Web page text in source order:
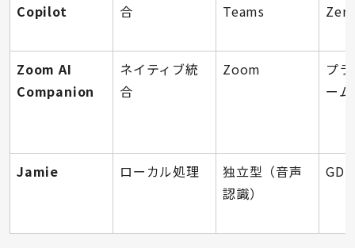
Copilot
合
Teams
Zoom AI
Companion
ネイティブ統
合
Zoom
プ
ー
Jamie ローカル処理
独立型（音声
認識）